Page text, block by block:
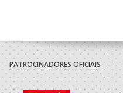
A.A. Porto
COLÉGIO GAIA /
COLGAIA, CDE
A.A. Porto
COLÉGIO GAIA /
COLGAIA, CDE
PATROCINADORES OFICIAIS